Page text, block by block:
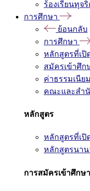
ร้องเรียนทุจ
การศึกษา
ย้อนกลับ
การศึกษา
หลักสูตรที่เปิ
สมัครเข้าศึก
ค่าธรรมเนีย
คณะและสำ
หลักสูตร
หลักสูตรที่เปิ
หลักสูตรนา
การสมัครเข้าศึกษา